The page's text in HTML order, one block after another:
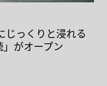
じっくりと浸れる
がオープン